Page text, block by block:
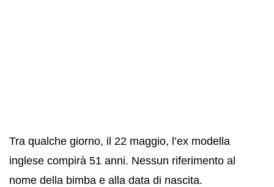
Tra qualche giorno, il 22 maggio, l’ex modella
inglese compirà 51 anni. Nessun riferimento al
nome della bimba e alla data di nascita.